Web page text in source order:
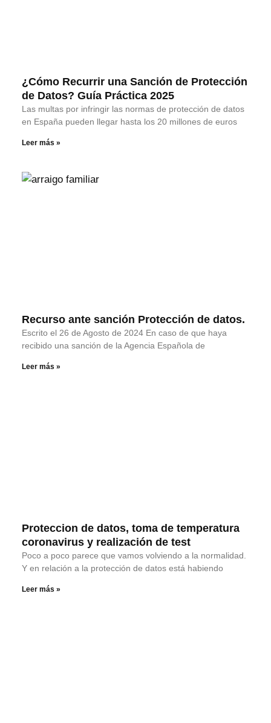
¿Cómo Recurrir una Sanción de Protección
de Datos? Guía Práctica 2025
Las multas por infringir las normas de protección de datos
en España pueden llegar hasta los 20 millones de euros
Leer más »
Recurso ante sanción Protección de datos.
Escrito el 26 de Agosto de 2024 En caso de que haya
recibido una sanción de la Agencia Española de
Leer más »
Proteccion de datos, toma de temperatura
coronavirus y realización de test
Poco a poco parece que vamos volviendo a la normalidad.
Y en relación a la protección de datos está habiendo
Leer más »